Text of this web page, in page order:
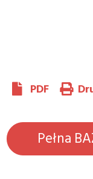
PDF
Pełna